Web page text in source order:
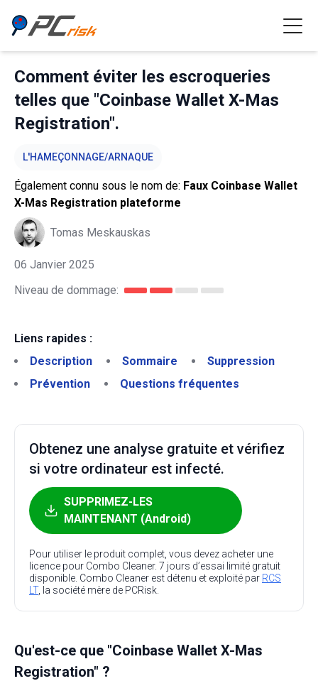
Comment éviter les escroqueries
telles que "Coinbase Wallet X-Mas
Registration".
L'HAMEÇONNAGE/ARNAQUE
Également connu sous le nom de: Faux Coinbase Wallet
X-Mas Registration plateforme
Tomas Meskauskas
06 Janvier 2025
Niveau de dommage:
Liens rapides :
Description
Sommaire
Suppression
Prévention
Questions fréquentes
Obtenez une analyse gratuite et vérifiez
si votre ordinateur est infecté.
SUPPRIMEZ-LES
MAINTENANT (Android)
Pour utiliser le produit complet, vous devez acheter une
licence pour Combo Cleaner. 7 jours d’essai limité gratuit
disponible. Combo Cleaner est détenu et exploité par RCS
LT, la société mère de PCRisk.
Qu'est-ce que "Coinbase Wallet X-Mas
Registration" ?